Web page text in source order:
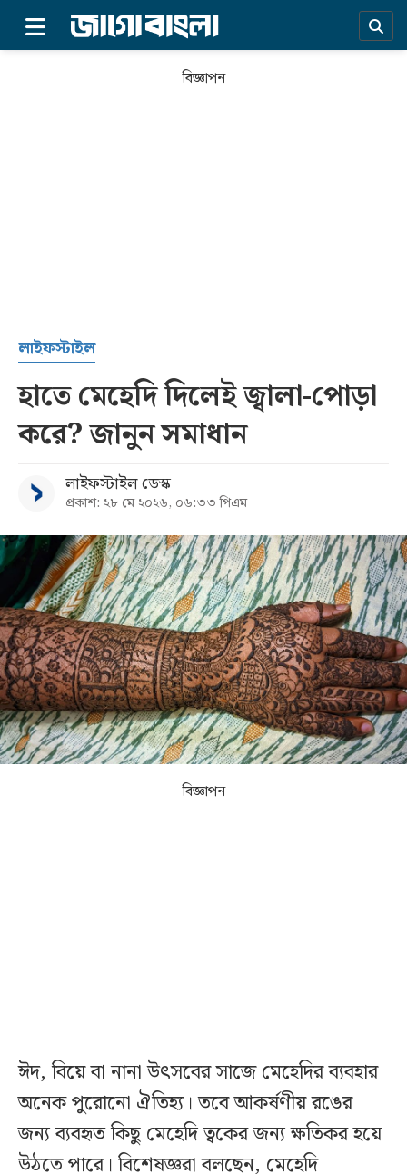
সর্বশেষ
বিভাগ
আর্কাইভ
কনভার্টার
বিজ্ঞাপন
লাইফস্টাইল
হাতে মেহেদি দিলেই জ্বালা-পোড়া
করে? জানুন সমাধান
লাইফস্টাইল ডেস্ক
প্রকাশ: ২৮ মে ২০২৬, ০৬:৩৩ পিএম
বিজ্ঞাপন
ঈদ, বিয়ে বা নানা উৎসবের সাজে মেহেদির ব্যবহার
অনেক পুরোনো ঐতিহ্য। তবে আকর্ষণীয় রঙের
জন্য ব্যবহৃত কিছু মেহেদি ত্বকের জন্য ক্ষতিকর হয়ে
উঠতে পারে। বিশেষজ্ঞরা বলছেন, মেহেদি